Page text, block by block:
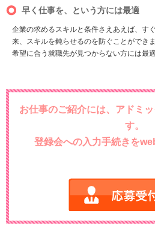
早く仕事を、という方には最適
企業の求めるスキルと条件さえあえば、す
来、スキルを鈍らせるのを防ぐことができ
希望に合う就職先が見つからない方には最適
お仕事のご紹介には、アドミ
す。
登録会への入力手続きを